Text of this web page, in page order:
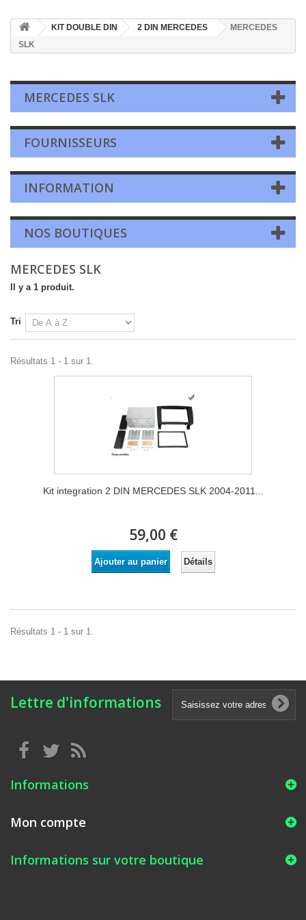
KIT DOUBLE DIN 2 DIN MERCEDES
MERCEDES
SLK
MERCEDES SLK
FOURNISSEURS
INFORMATION
NOS BOUTIQUES
MERCEDES SLK
Il y a 1 produit.
Tri
Résultats 1 - 1 sur 1.
Kit integration 2 DIN MERCEDES SLK 2004-2011...
59,00 €
Ajouter au panier Détails
Résultats 1 - 1 sur 1.
Lettre d'informations
Informations
Mon compte
Informations sur votre boutique